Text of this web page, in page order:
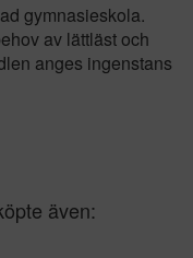
gymnasieskola.
av lättläst och
anges ingenstans
även: